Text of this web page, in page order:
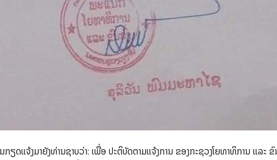
ຽດແຈ້ງມາຍັງທ່ານຊາບວ່າ: ເພື່ອ ປະຕິບັດຕາມແຈ້ງການ ຂອງກະຊວງໂຍທາທິການ ແ